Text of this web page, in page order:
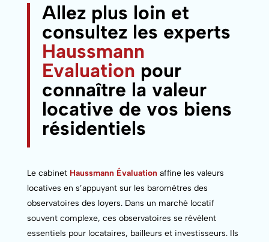
Allez plus loin et
consultez les experts
Haussmann
Evaluation pour
connaître la valeur
locative de vos biens
résidentiels
Le cabinet Haussmann Évaluation affine les valeurs
locatives en s’appuyant sur les baromètres des
observatoires des loyers. Dans un marché locatif
souvent complexe, ces observatoires se révèlent
essentiels pour locataires, bailleurs et investisseurs. Ils